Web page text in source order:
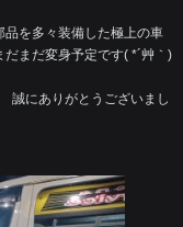
を多々装備した極上の車
まだ変身予定です( *´艸｀)
誠にありがとうございまし